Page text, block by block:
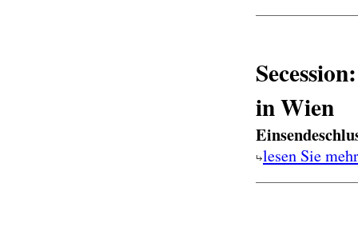
in Wien
lesen Sie mehr